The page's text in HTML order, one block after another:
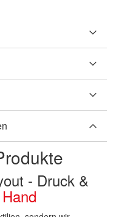
- Druck &